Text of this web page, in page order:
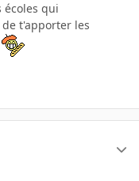
écoles qui
t'apporter les